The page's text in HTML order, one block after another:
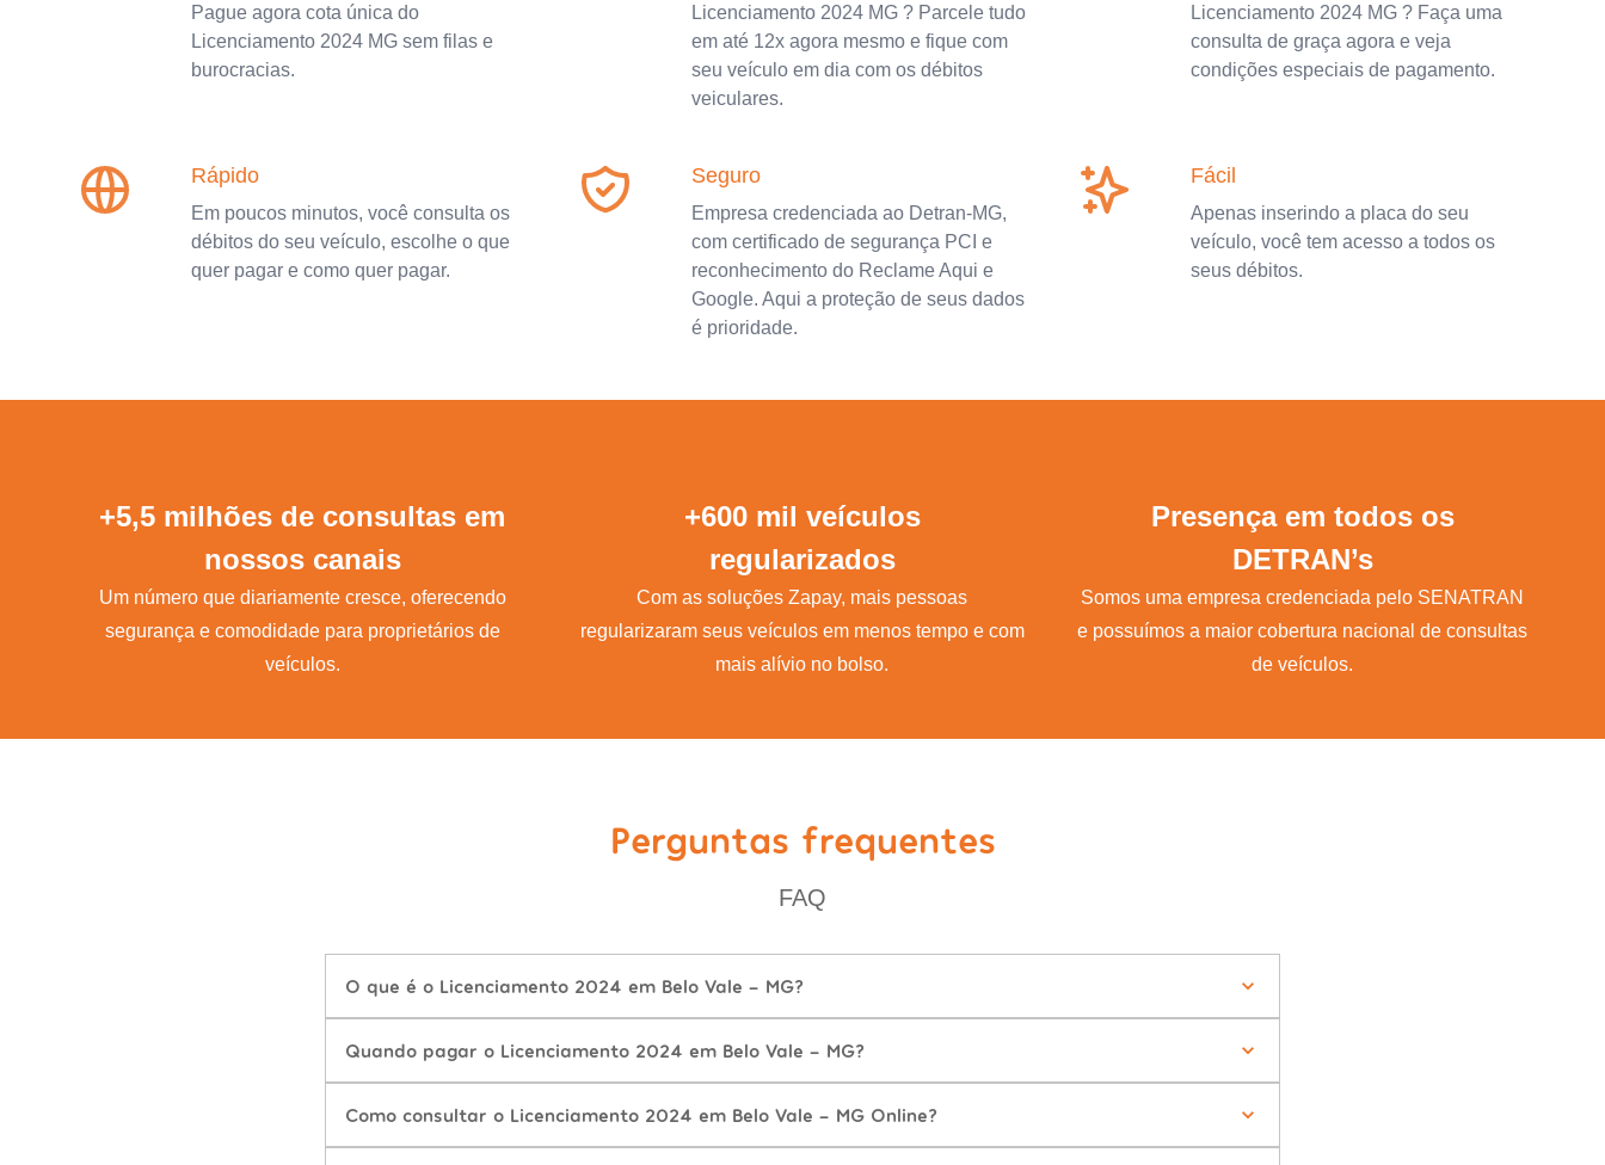
Pague agora cota única do
Licenciamento 2024 MG sem filas e
burocracias.
Licenciamento 2024 MG ? Parcele tudo
em até 12x agora mesmo e fique com
seu veículo em dia com os débitos
veiculares.
Licenciamento 2024 MG ? Faça uma
consulta de graça agora e veja
condições especiais de pagamento.
Rápido
Em poucos minutos, você consulta os
débitos do seu veículo, escolhe o que
quer pagar e como quer pagar.
Seguro
Empresa credenciada ao Detran-MG,
com certificado de segurança PCI e
reconhecimento do Reclame Aqui e
Google. Aqui a proteção de seus dados
é prioridade.
Fácil
Apenas inserindo a placa do seu
veículo, você tem acesso a todos os
seus débitos.
+5,5 milhões de consultas em
nossos canais
Um número que diariamente cresce, oferecendo
segurança e comodidade para proprietários de
veículos.
+600 mil veículos
regularizados
Com as soluções Zapay, mais pessoas
regularizaram seus veículos em menos tempo e com
mais alívio no bolso.
Presença em todos os
DETRAN’s
Somos uma empresa credenciada pelo SENATRAN
e possuímos a maior cobertura nacional de consultas
de veículos.
Perguntas frequentes
FAQ
O que é o Licenciamento 2024 em Belo Vale - MG?
Quando pagar o Licenciamento 2024 em Belo Vale - MG?
Como consultar o Licenciamento 2024 em Belo Vale - MG Online?